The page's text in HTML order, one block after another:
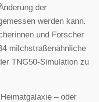
der
werden kann.
und Forscher
milchstraßenähnliche
TNG50-Simulation zu
– oder